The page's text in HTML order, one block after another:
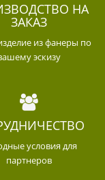
НА
ЗАКАЗ
из фанеры по
эскизу
условия для
партнеров